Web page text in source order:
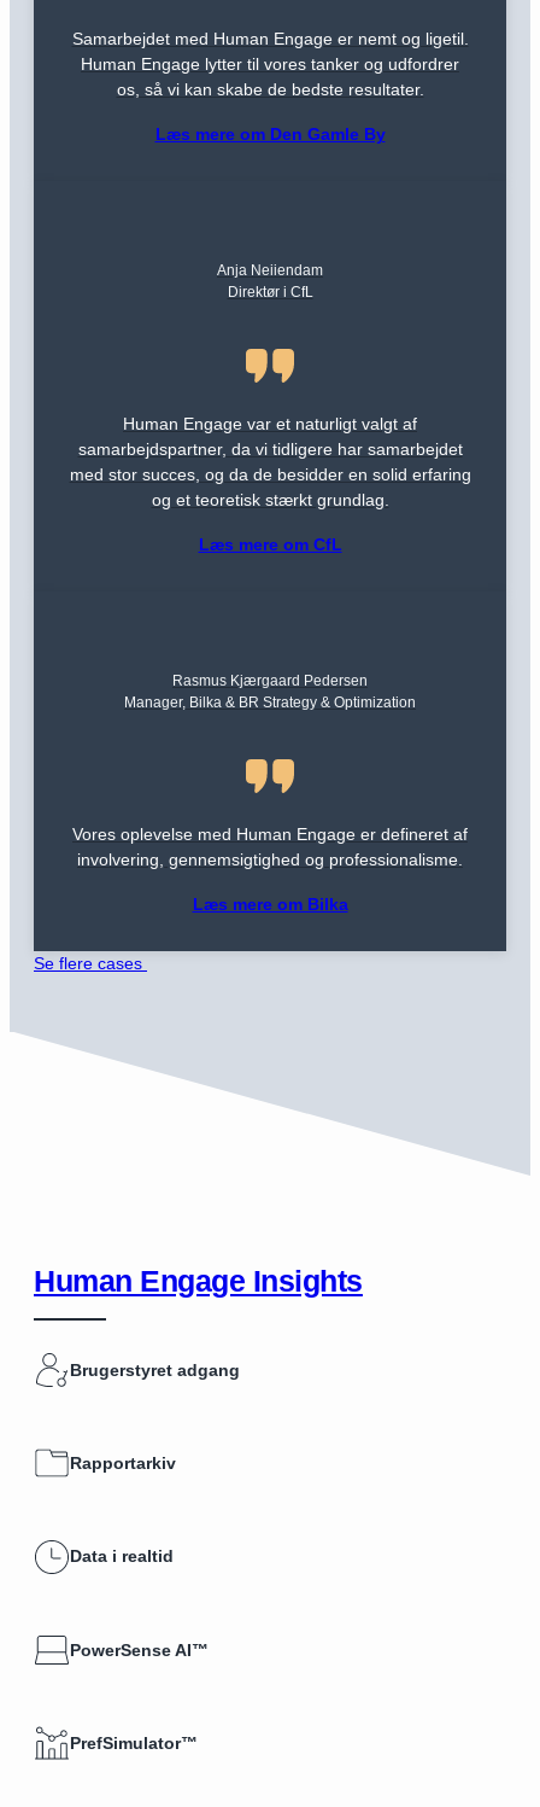
Samarbejdet med Human Engage er nemt og ligetil.
Human Engage lytter til vores tanker og udfordrer
os, så vi kan skabe de bedste resultater.
Læs mere om Den Gamle By
Anja Neiiendam
Direktør i CfL
Human Engage var et naturligt valgt af
samarbejdspartner, da vi tidligere har samarbejdet
med stor succes, og da de besidder en solid erfaring
og et teoretisk stærkt grundlag.
Læs mere om CfL
Rasmus Kjærgaard Pedersen
Manager, Bilka & BR Strategy & Optimization
Vores oplevelse med Human Engage er defineret af
involvering, gennemsigtighed og professionalisme.
Læs mere om Bilka
Se flere cases
Human Engage Insights
Brugerstyret adgang
Rapportarkiv
Data i realtid
PowerSense AI™
PrefSimulator™